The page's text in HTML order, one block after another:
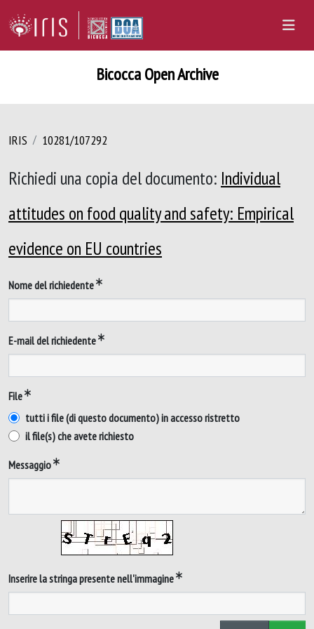
Bicocca Open Archive
IRIS 10281/107292
Richiedi una copia del documento: Individual
attitudes on food quality and safety: Empirical
evidence on EU countries
Nome del richiedente
E-mail del richiedente
File
tutti i file (di questo documento) in accesso ristretto
il file(s) che avete richiesto
Messaggio
Inserire la stringa presente nell'immagine